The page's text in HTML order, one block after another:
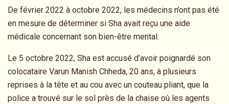
De février 2022 à octobre 2022, les médecins n’ont pas été
en mesure de déterminer si Sha avait reçu une aide
médicale concernant son bien-être mental.
Le 5 octobre 2022, Sha est accusé d’avoir poignardé son
colocataire Varun Manish Chheda, 20 ans, à plusieurs
reprises à la tête et au cou avec un couteau pliant, que la
police a trouvé sur le sol près de la chaise où les agents